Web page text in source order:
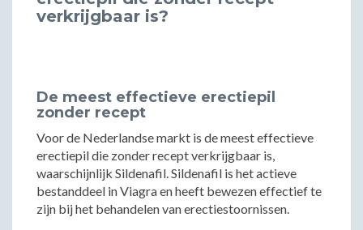
verkrijgbaar is?
De meest effectieve erectiepil
zonder recept
Voor de Nederlandse markt is de meest effectieve
erectiepil die zonder recept verkrijgbaar is,
waarschijnlijk Sildenafil. Sildenafil is het actieve
bestanddeel in Viagra en heeft bewezen effectief te
zijn bij het behandelen van erectiestoornissen.